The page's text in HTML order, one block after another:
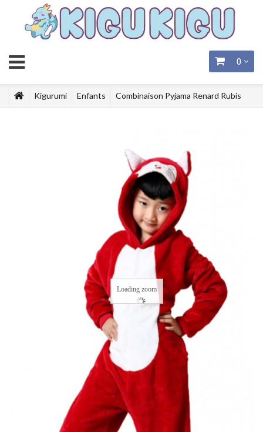
0
Kigurumi Enfants Combinaison Pyjama Renard Rubis
Loading zoom